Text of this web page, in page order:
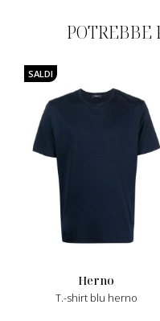
POTREBBE
SALDI
herno
t.-shirt blu herno